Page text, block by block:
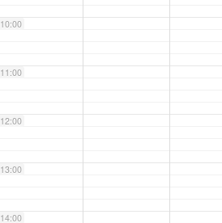
10:00
11:00
12:00
13:00
14:00